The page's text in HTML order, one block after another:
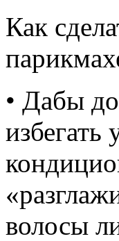
Как
• Дабы
волосы